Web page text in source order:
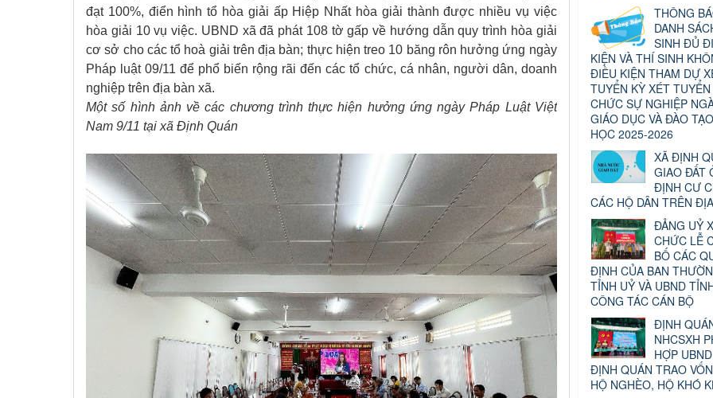
đạt 100%, điển hình tổ hòa giải ấp Hiệp Nhất hòa giải thành được nhiều vụ việc
hòa giải 10 vụ việc. UBND xã đã phát 108 tờ gấp về hướng dẫn quy trình hòa giải
cơ sở cho các tổ hoà giải trên địa bàn; thực hiện treo 10 băng rôn hưởng ứng ngày
Pháp luật 09/11 để phổ biến rộng rãi đến các tổ chức, cá nhân, người dân, doanh
nghiệp trên địa bàn xã.
Một số hình ảnh về các chương trình thực hiện hưởng ứng ngày Pháp Luật Việt
Nam 9/11 tại xã Định Quán
THÔNG
DANH
SINH ĐỦ
KIỆN VÀ THÍ SINH
ĐIỀU KIỆN THAM DỰ
TUYỂN KỲ XÉT TUYỂN
CHỨC SỰ NGHIỆP
GIÁO DỤC VÀ ĐÀO
HỌC 2025-2026
XÃ ĐỊNH
GIAO ĐẤT
ĐỊNH CƯ
CÁC HỘ DÂN TRÊN
ĐẢNG UỶ
CHỨC LỄ
BỐ CÁC
ĐỊNH CỦA BAN
TỈNH UỶ VÀ UBND
CÔNG TÁC CÁN BỘ
ĐỊNH
NHCSXH
HỢP
ĐỊNH QUÁN TRAO
HỘ NGHÈO, HỘ KHÓ